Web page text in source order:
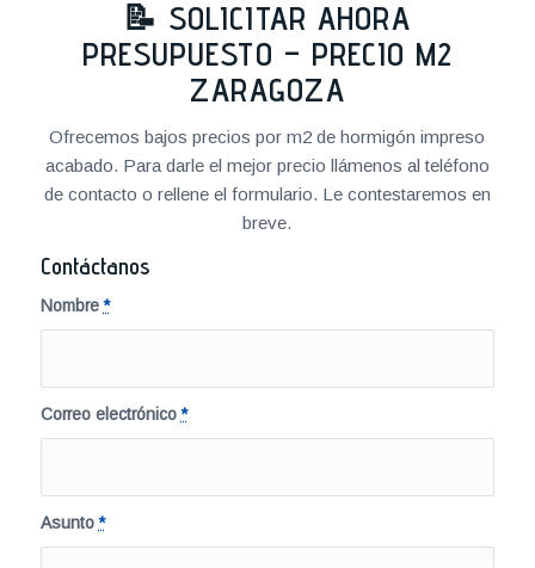
📝 SOLICITAR AHORA
PRESUPUESTO – PRECIO M2
ZARAGOZA
Ofrecemos bajos precios por m2 de hormigón impreso
acabado. Para darle el mejor precio llámenos al teléfono
de contacto o rellene el formulario. Le contestaremos en
breve.
Contáctanos
Nombre*
Correo electrónico*
Asunto*